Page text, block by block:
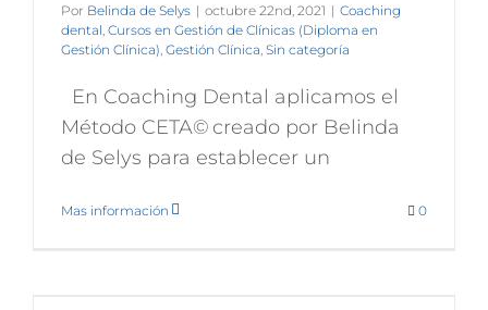
Por Belinda de Selys | octubre 22nd, 2021 | Coaching
dental Cursos en Gestión de Clínicas (Diploma en
Gestión Clínica) Gestión Clínica Sin categoría
En Coaching Dental aplicamos el
Método CETA© creado por Belinda
de Selys para establecer un
Mas información 0